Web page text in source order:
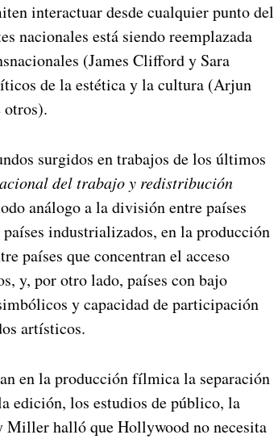
interactuar desde cualquier punto del
nacionales está siendo reemplazada
(James Clifford y Sara
de la estética y la cultura (Arjun
surgidos en trabajos de los últimos
del trabajo y redistribución
análogo a la división entre países
industrializados, en la producción
países que concentran el acceso
y, por otro lado, países con bajo
y capacidad de participación
artísticos.
en la producción fílmica la separación
edición, los estudios de público, la
halló que Hollywood no necesita